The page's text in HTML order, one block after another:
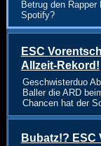
Betrug den
Spotify?
ESC
Allzeit-Rekord!
Geschwisterduo
Baller die ARD
Chancen hat der
Bubatz!?